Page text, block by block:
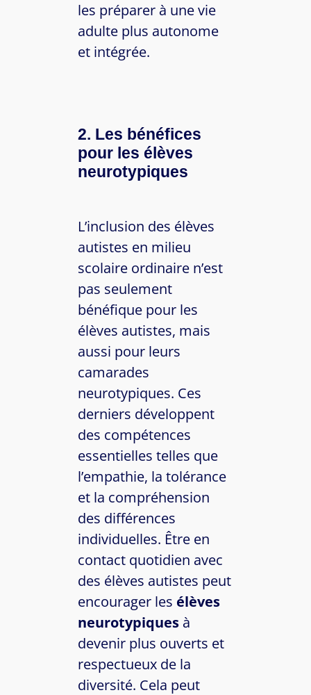
les préparer à une vie
adulte plus autonome
et intégrée.
2. Les bénéfices
pour les élèves
neurotypiques
L’inclusion des élèves
autistes en milieu
scolaire ordinaire n’est
pas seulement
bénéfique pour les
élèves autistes, mais
aussi pour leurs
camarades
neurotypiques. Ces
derniers développent
des compétences
essentielles telles que
l’empathie, la tolérance
et la compréhension
des différences
individuelles. Être en
contact quotidien avec
des élèves autistes peut
encourager les élèves
neurotypiques à
devenir plus ouverts et
respectueux de la
diversité. Cela peut